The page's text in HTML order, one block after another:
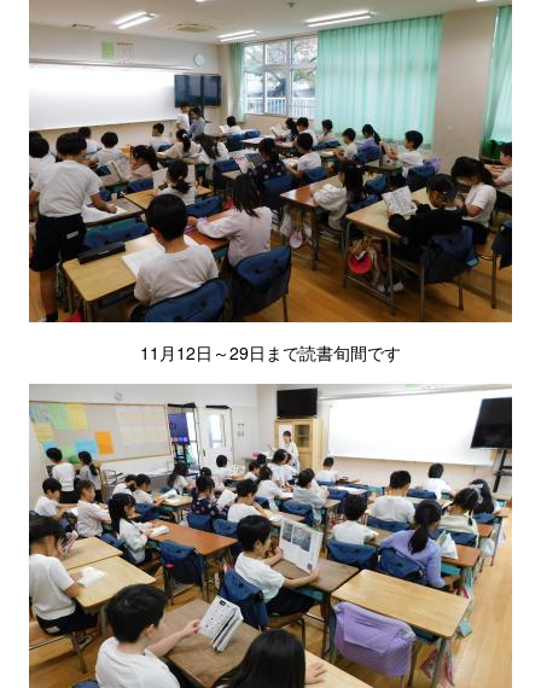
11月12日～29日まで読書旬間です